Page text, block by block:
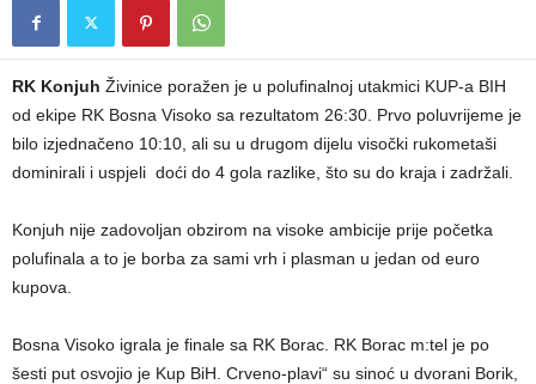
RK Konjuh Živinice poražen je u polufinalnoj utakmici KUP-a BIH
od ekipe RK Bosna Visoko sa rezultatom 26:30. Prvo poluvrijeme je
bilo izjednačeno 10:10, ali su u drugom dijelu visočki rukometaši
dominirali i uspjeli doći do 4 gola razlike, što su do kraja i zadržali.
Konjuh nije zadovoljan obzirom na visoke ambicije prije početka
polufinala a to je borba za sami vrh i plasman u jedan od euro
kupova.
Bosna Visoko igrala je finale sa RK Borac. RK Borac m:tel je po
šesti put osvojio je Kup BiH. Crveno-plavi“ su sinoć u dvorani Borik,